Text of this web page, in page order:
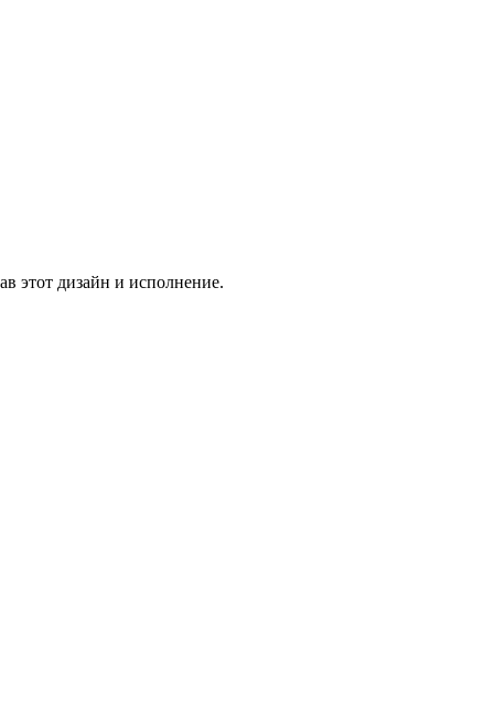
этот дизайн и исполнение.